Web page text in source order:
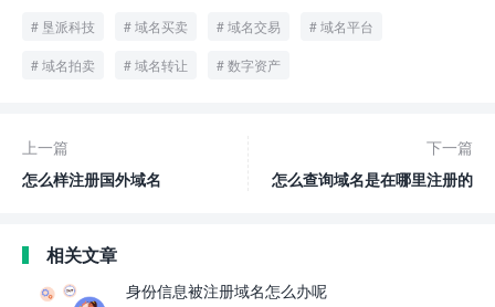
垦派科技 域名买卖 域名交易 域名平台
域名拍卖 域名转让 数字资产
上一篇
怎么样注册国外域名
下一篇
怎么查询域名是在哪里注册的
相关文章
身份信息被注册域名怎么办呢